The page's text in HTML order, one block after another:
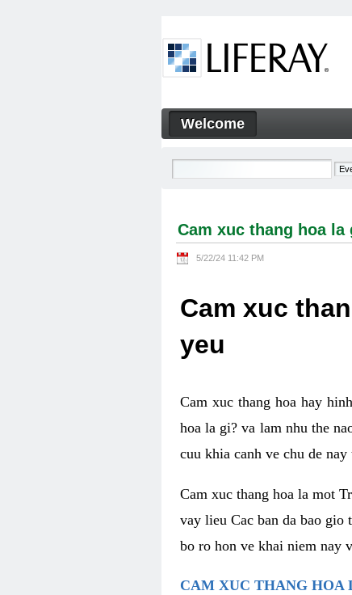
Cam xuc thang hoa la gi
Navigation
Welcome
Cam xuc thang hoa
5/22/24 11:42 PM
Cam xuc
yeu
Cam xuc thang hoa hay
hoa la gi? va lam nhu the
cuu khia canh ve chu de
Cam xuc thang hoa la mot
vay lieu Cac ban da bao gio
bo ro hon ve khai niem nay
CAM XUC THANG HOA